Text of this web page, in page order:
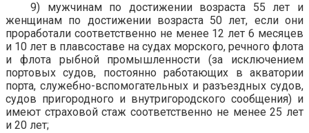
9) мужчинам по достижении возраста 55 лет и
женщинам по достижении возраста 50 лет, если они
проработали соответственно не менее 12 лет 6 месяцев
и 10 лет в плавсоставе на судах морского, речного флота
и флота рыбной промышленности (за исключением
портовых судов, постоянно работающих в акватории
порта, служебно-вспомогательных и разъездных судов,
судов пригородного и внутригородского сообщения) и
имеют страховой стаж соответственно не менее 25 лет
и 20 лет;